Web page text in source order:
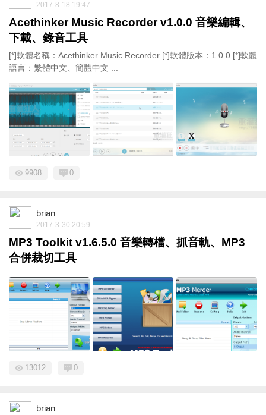
2017-8-18 19:47
Acethinker Music Recorder v1.0.0 音樂編輯、
下載、錄音工具
[*]軟體名稱：Acethinker Music Recorder [*]軟體版本：1.0.0 [*]軟體
語言：繁體中文、簡體中文 ...
9908 0
brian
2017-3-30 20:59
MP3 Toolkit v1.6.5.0 音樂轉檔、抓音軌、MP3
合併裁切工具
13012 0
brian